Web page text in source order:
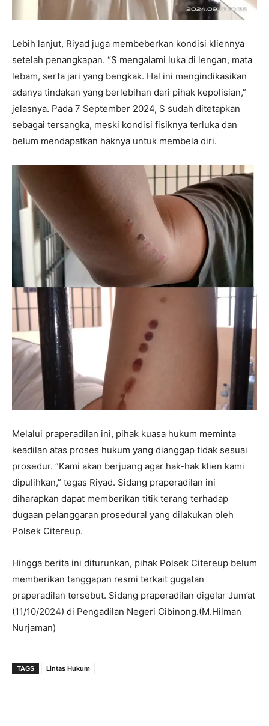
Lebih lanjut, Riyad juga membeberkan kondisi kliennya
setelah penangkapan. “S mengalami luka di lengan, mata
lebam, serta jari yang bengkak. Hal ini mengindikasikan
adanya tindakan yang berlebihan dari pihak kepolisian,”
jelasnya. Pada 7 September 2024, S sudah ditetapkan
sebagai tersangka, meski kondisi fisiknya terluka dan
belum mendapatkan haknya untuk membela diri.
Melalui praperadilan ini, pihak kuasa hukum meminta
keadilan atas proses hukum yang dianggap tidak sesuai
prosedur. “Kami akan berjuang agar hak-hak klien kami
dipulihkan,” tegas Riyad. Sidang praperadilan ini
diharapkan dapat memberikan titik terang terhadap
dugaan pelanggaran prosedural yang dilakukan oleh
Polsek Citereup.
Hingga berita ini diturunkan, pihak Polsek Citereup belum
memberikan tanggapan resmi terkait gugatan
praperadilan tersebut. Sidang praperadilan digelar Jum’at
(11/10/2024) di Pengadilan Negeri Cibinong.(M.Hilman
Nurjaman)
TAGS Lintas Hukum